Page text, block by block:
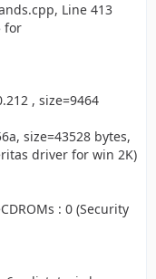
Line 413
for
, size=9464
size=43528 bytes,
driver for win 2K)
: 0 (Security